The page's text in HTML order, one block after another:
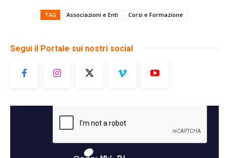
TAG Associazioni e Enti Corsi e Formazione
Segui il Portale sui nostri social